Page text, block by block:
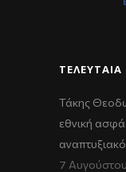
ΤΕΛΕΥΤΑΊΑ
Τάκης
εθνική
7